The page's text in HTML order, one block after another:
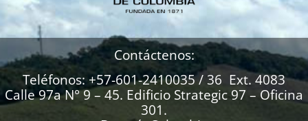
Contáctenos:
Teléfonos: +57-601-2410035 / 36 Ext. 4083
Calle 97a N° 9 – 45. Edificio Strategic 97 – Oficina
301.